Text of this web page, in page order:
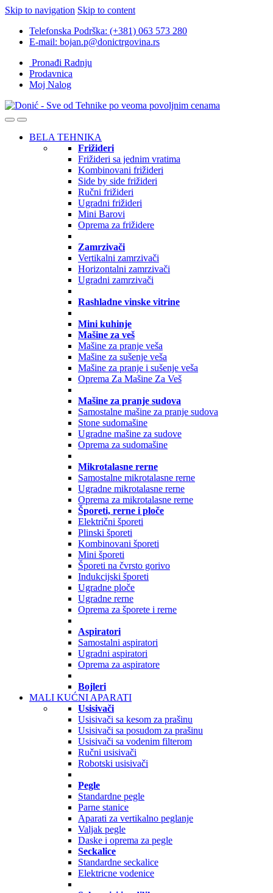
Skip to navigation Skip to content
Telefonska Podrška: (+381) 063 573 280
E-mail: bojan.p@donictrgovina.rs
Pronađi Radnju
Prodavnica
Moj Nalog
BELA TEHNIKA
Frižideri
Frižideri sa jednim vratima
Kombinovani frižideri
Side by side frižideri
Ručni frižideri
Ugradni frižideri
Mini Barovi
Oprema za frižidere
Zamrzivači
Vertikalni zamrzivači
Horizontalni zamrzivači
Ugradni zamrzivači
Rashladne vinske vitrine
Mini kuhinje
Mašine za veš
Mašine za pranje veša
Mašine za sušenje veša
Mašine za pranje i sušenje veša
Oprema Za Mašine Za Veš
Mašine za pranje sudova
Samostalne mašine za pranje sudova
Stone sudomašine
Ugradne mašine za sudove
Oprema za sudomašine
Mikrotalasne rerne
Samostalne mikrotalasne rerne
Ugradne mikrotalasne rerne
Oprema za mikrotalasne rerne
Šporeti, rerne i ploče
Električni šporeti
Plinski šporeti
Kombinovani šporeti
Mini šporeti
Šporeti na čvrsto gorivo
Indukcijski šporeti
Ugradne ploče
Ugradne rerne
Oprema za šporete i rerne
Aspiratori
Samostalni aspiratori
Ugradni aspiratori
Oprema za aspiratore
Bojleri
MALI KUĆNI APARATI
Usisivači
Usisivači sa kesom za prašinu
Usisivači sa posudom za prašinu
Usisivači sa vodenim filterom
Ručni usisivači
Robotski usisivači
Pegle
Standardne pegle
Parne stanice
Aparati za vertikalno peglanje
Valjak pegle
Daske i oprema za pegle
Seckalice
Standardne seckalice
Elektricne vodenice